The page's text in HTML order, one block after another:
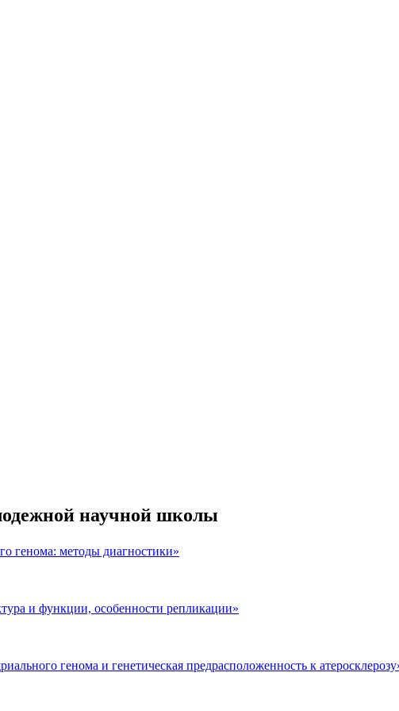
научной школы
генома: методы диагностики»
и функции, особенности репликации»
генома и генетическая предрасположенность к